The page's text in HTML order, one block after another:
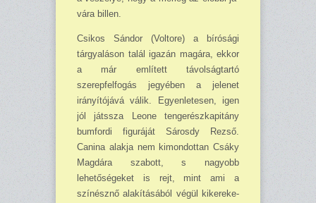
vára billen.
Csikos Sándor (Voltore) a bírósági
tárgyaláson talál igazán magára, ekkor
a már említett távolságtartó
szerepfelfogás jegyében a jelenet
irányítójává válik. Egyenle­tesen, igen
jól játssza Leone tengerészkapitány
bumfordi figuráját Sárosdy Rezső.
Canina alakja nem kimondottan Csáky
Magdára szabott, s nagyobb
lehetőségeket is rejt, mint ami a
színésznő alakításából végül kikereke­